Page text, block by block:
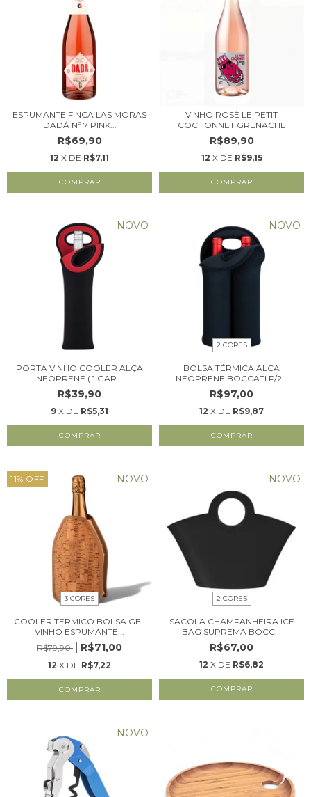
ESPUMANTE FINCA LAS MORAS
DADÁ Nº 7 PINK...
R$69,90
12 X DE R$7,11
VINHO ROSÉ LE PETIT
COCHONNET GRENACHE
R$89,90
12 X DE R$9,15
NOVO
PORTA VINHO COOLER ALÇA
NEOPRENE ( 1 GAR...
R$39,90
9 X DE R$5,31
COMPRAR
NOVO
2 CORES
BOLSA TÉRMICA ALÇA
NEOPRENE BOCCATI P/2...
R$97,00
12 X DE R$9,87
COMPRAR
11% OFF NOVO
3 CORES
COOLER TERMICO BOLSA GEL
VINHO ESPUMANTE...
R$79,90
R$71,00
12 X DE R$7,22
COMPRAR
NOVO
2 CORES
SACOLA CHAMPANHEIRA ICE
BAG SUPREMA BOCC...
R$67,00
12 X DE R$6,82
COMPRAR
NOVO